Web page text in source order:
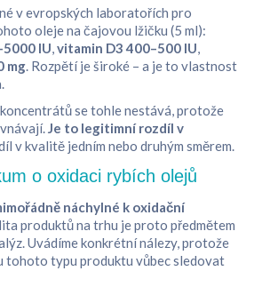
v evropských laboratořích pro
oleje na čajovou lžičku (5 ml):
IU,vitamin D3 400–500 IU,
mg. Rozpětí je široké – a je to vlastnost
se tohle nestává, protože
Je to legitimní rozdíl v
v kvalitě jedním nebo druhým směrem.
o oxidaci rybích olejů
náchylné k oxidační
produktů na trhu je proto předmětem
Uvádíme konkrétní nálezy, protože
tohoto typu produktu vůbec sledovat